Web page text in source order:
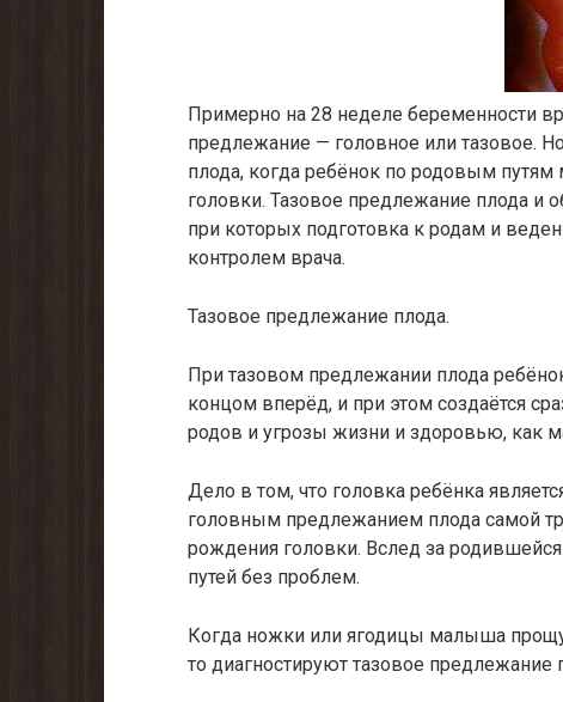
Примерно на 28 неделе беременности
предлежание — головное или тазовое.
плода, когда ребёнок по родовым
головки. Тазовое предлежание плода и
при которых подготовка к родам и
контролем врача.
Тазовое предлежание плода.
При тазовом предлежании плода
концом вперёд, и при этом создаётся
родов и угрозы жизни и здоровью, как
Дело в том, что головка ребёнка
головным предлежанием плода самой
рождения головки. Вслед за
путей без проблем.
Когда ножки или ягодицы малыша
то диагностируют тазовое предлежание